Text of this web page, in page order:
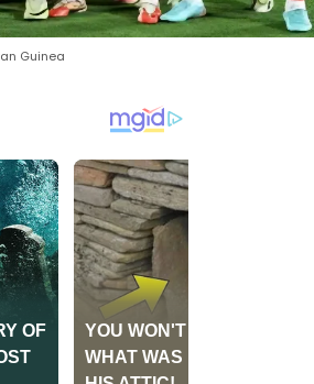
Guinea